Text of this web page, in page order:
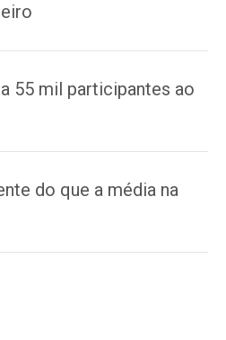
55 mil participantes ao
do que a média na